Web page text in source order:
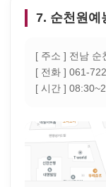
7. 순천원예
[ 주소 ] 전남 순
[ 전화 ] 061-
[ 시간 ]